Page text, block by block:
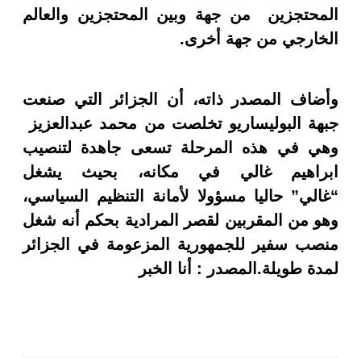
المحتجزين من جهة وبين المحتجزين والعالم
الخارجي من جهة أخرى.
وأضاف المصدر ذاته، أن الجزائر التي صنعت
جبهة البوليساريو تخلصت من محمد عبدالعزيز
وهي في هذه المرحلة تسعى جاهدة لتنصيب
ابراهيم غالي في مكانه، بحيث يشغل
“غالي” حاليا مسؤولا لأمانة التنظيم السياسي،
وهو من المقربين لقصر المرادية بحكم أنه شغل
منصب سفير للجمهورية المزعومة في الجزائر
لمدة طويلة.المصدر : أنا الخبر